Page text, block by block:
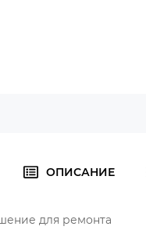
ОПИСАНИЕ
для ремонта